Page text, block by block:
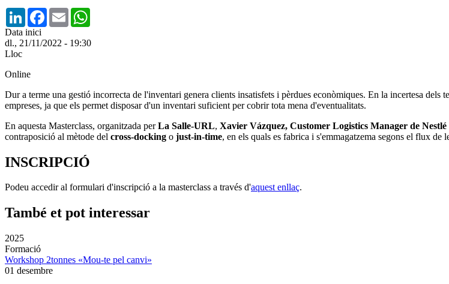
LinkedInFacebook
Email
Data inici
dl., 21/11/2022 - 19:30
Lloc
Online
Dur a terme una gestió incorrecta de l'inventari genera clients insatisfets i pèrdues econòmiques. En la incertesa dels
empreses, ja que els permet disposar d'un inventari suficient per cobrir tota mena d'eventualitats.
En aquesta Masterclass, organitzada perLa Salle-URL, Xavier Vázquez, Customer Logistics Manager de Nestlé
contraposició al mètode del cross-docking o just-in-time, en els quals es fabrica i s'emmagatzema segons el flux de
INSCRIPCIÓ
Podeu accedir al formulari d'inscripció a la masterclass a través d'aquest enllaç.
També et pot interessar
2025
Formació
Workshop 2tonnes «Mou-te pel canvi»
01 desembre